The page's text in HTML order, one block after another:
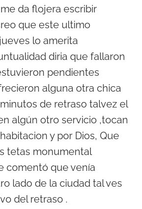
da flojera escribir
que este ultimo
lo amerita
diria que fallaron
pendientes
alguna otra chica
de retraso talvez el
algún otro servicio ,tocan
y por Dios, Que
tetas monumental
comentó que venía
lado de la ciudad tal ves
del retraso .